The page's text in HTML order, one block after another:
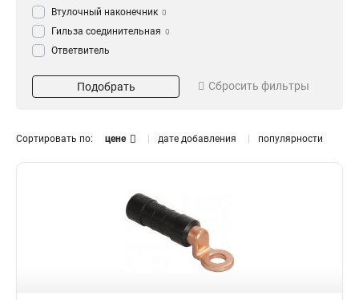
Втулочный наконечник 0
Гильза соединительная 0
Ответвитель
Кабельный наконечник
(орех)
0
Аксессуар для клемм 0
Подобрать Сбросить фильтры
Сортировать по: цене дате добавления популярности